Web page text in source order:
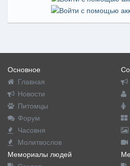
Основное
Главная
Новости
Питомцы
Форум
Часовня
Молитвослов
Мемориалы людей